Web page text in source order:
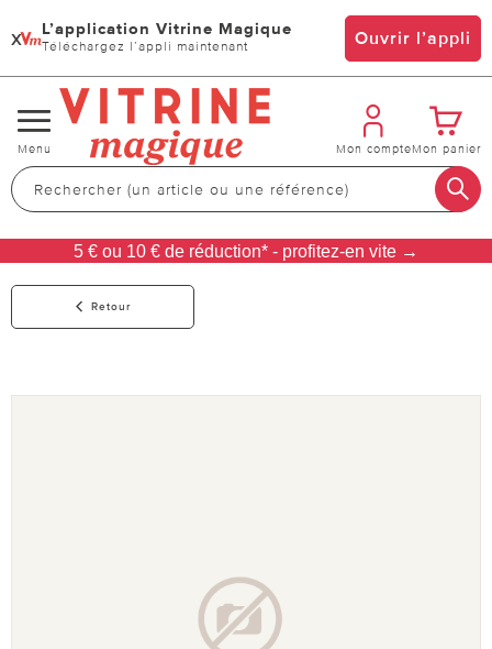
x L’application Vitrine Magique
Téléchargez l’appli maintenant Ouvrir l’appli
Changer
de
navigation
Menu Mon compteMon panier
5 € ou 10 € de réduction* - profitez-en vite →
Retour